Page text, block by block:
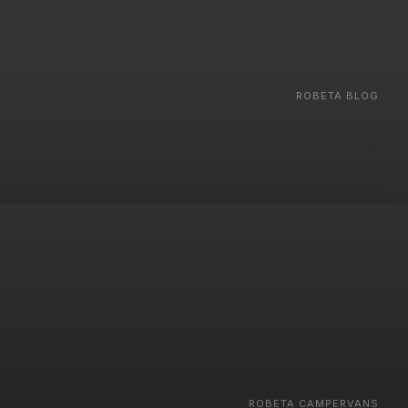
ROBETA BLOG
‍ROBETA CAMPERVANS